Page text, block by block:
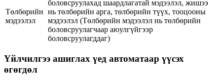
Төлбөрийн
мэдээлэл
боловсруулахад шаардлагатай мэдээлэл, жишээ
нь төлбөрийн арга, төлбөрийн түүх, тооцооны
мэдээлэл (Төлбөрийн мэдээлэл нь төлбөрийн
боловсруулагчаар аюулгүйгээр
боловсруулагддаг)
Үйлчилгээ ашиглах үед автоматаар үүсэх
өгөгдөл